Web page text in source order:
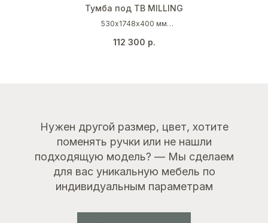
Тумба под ТВ MILLING
530х1748х400 мм
Черный
112 300 р.
Нужен другой размер, цвет, хотите
поменять ручки или не нашли
подходящую модель? — Мы сделаем
для вас уникальную мебель по
индивидуальным параметрам